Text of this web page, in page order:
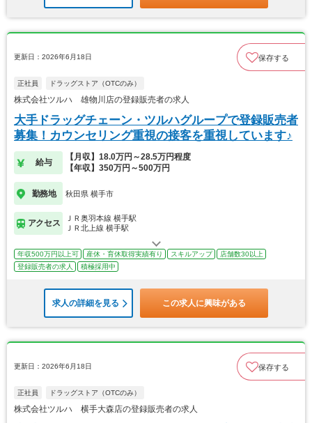
更新日：2026年6月18日 保存する
正社員 ドラッグストア（OTCのみ）
株式会社ツルハ 雄物川店の登録販売者の求人
大手ドラッグチェーン・ツルハグループで登録販売者
募集！カウンセリング重視の接客を重視しています♪
給与
【月収】18.0万円～28.5万円程度
【年収】350万円～500万円
勤務地 秋田県 横手市
アクセス
ＪＲ奥羽本線 横手駅
ＪＲ北上線 横手駅
年収500万円以上可 産休・育休取得実績有り スキルアップ
店舗数30以上
登録販売者の求人
積極採用中
求人の詳細を見る この求人に興味がある
更新日：2026年6月18日 保存する
正社員 ドラッグストア（OTCのみ）
株式会社ツルハ 横手大森店の登録販売者の求人